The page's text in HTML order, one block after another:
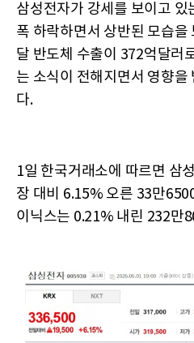
삼성전자가 강세를 보이고 있
폭 하락하면서 상반된 모습을
달 반도체 수출이 372억달러
는 소식이 전해지면서 영향을
다.
1일 한국거래소에 따르면 삼
장 대비 6.15% 오른 33만
이닉스는 0.21% 내린 232만